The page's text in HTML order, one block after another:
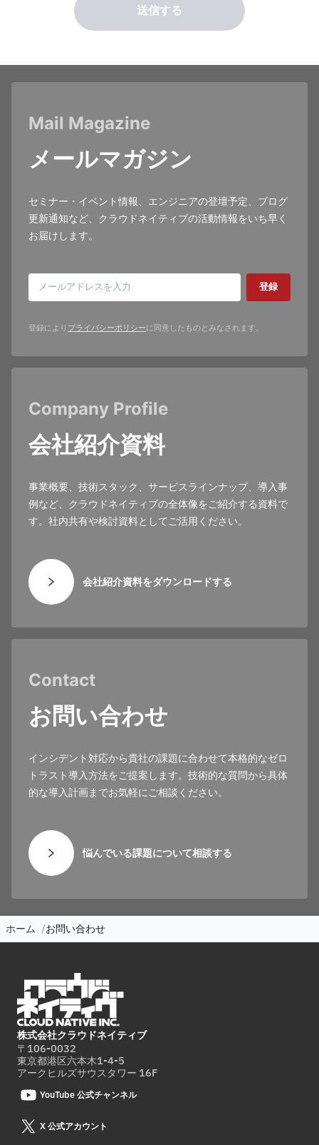
送信する
Mail Magazine
メールマガジン
セミナー・イベント情報、エンジニアの登壇予定、ブログ
更新通知など、クラウドネイティブの活動情報をいち早く
お届けします。
登録
登録により プライバシーポリシーに同意したものとみなされます。
Company Profile
会社紹介資料
事業概要、技術スタック、サービスラインナップ、導入事
例など、クラウドネイティブの全体像をご紹介する資料で
す。社内共有や検討資料としてご活用ください。
会社紹介資料をダウンロードする
Contact
お問い合わせ
インシデント対応から貴社の課題に合わせて本格的なゼロ
トラスト導入方法をご提案します。技術的な質問から具体
的な導入計画までお気軽にご相談ください。
悩んでいる課題について相談する
ホーム お問い合わせ
株式会社クラウドネイティブ
〒106-0032
東京都港区六本木1-4-5
アークヒルズサウスタワー 16F
YouTube 公式チャンネル
X 公式アカウント